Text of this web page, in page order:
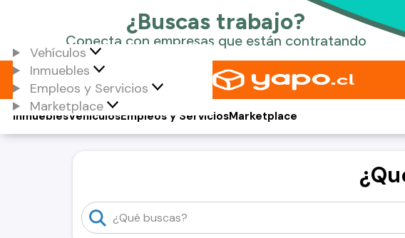
Vehículos
Inmuebles
Empleos y Servicios
Marketplace
Vehículos
Inmuebles Empleos y ServiciosMarketplace